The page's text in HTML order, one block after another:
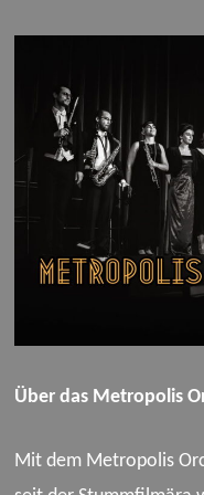
Über das Metropolis
Mit dem Metropolis